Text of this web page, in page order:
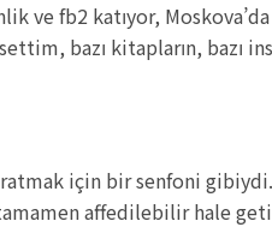
fb2 katıyor,
bazı kitapların, bazı
için bir senfoni
affedilebilir hale